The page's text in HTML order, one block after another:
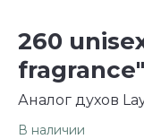
260
Аналог духов
В наличии